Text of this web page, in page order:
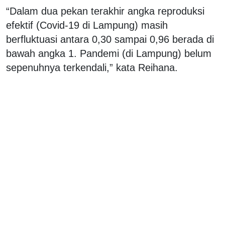
“Dalam dua pekan terakhir angka reproduksi
efektif (Covid-19 di Lampung) masih
berfluktuasi antara 0,30 sampai 0,96 berada di
bawah angka 1. Pandemi (di Lampung) belum
sepenuhnya terkendali,” kata Reihana.